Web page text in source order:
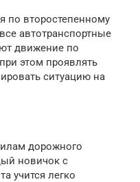
по второстепенному
автотранспортные
движение по
этом проявлять
ситуацию на
дорожного
новичок с
учится легко